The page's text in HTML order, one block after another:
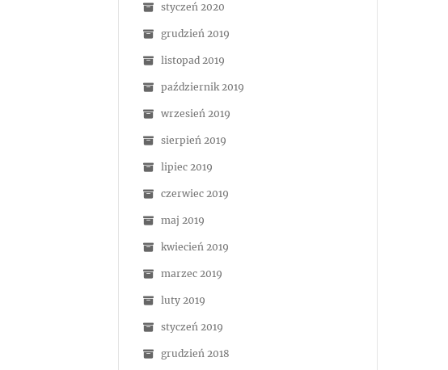
styczeń 2020
grudzień 2019
listopad 2019
październik 2019
wrzesień 2019
sierpień 2019
lipiec 2019
czerwiec 2019
maj 2019
kwiecień 2019
marzec 2019
luty 2019
styczeń 2019
grudzień 2018